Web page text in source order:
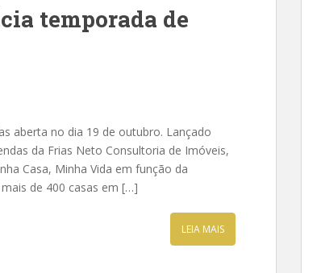
temporada de
aberta no dia 19 de outubro. Lançado
da Frias Neto Consultoria de Imóveis,
Casa, Minha Vida em função da
de 400 casas em […]
LEIA MAIS